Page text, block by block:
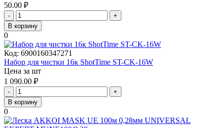
50.00 ₽
-
+
В корзину
0
Код: 6900160347271
Набор для чистки 16к ShotTime ST-CK-16W
Цена за шт
1 090.00 ₽
-
+
В корзину
0